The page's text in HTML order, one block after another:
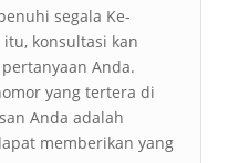
segala Ke-
konsultasi kan
Anda.
yang tertera di
Anda adalah
memberikan yang